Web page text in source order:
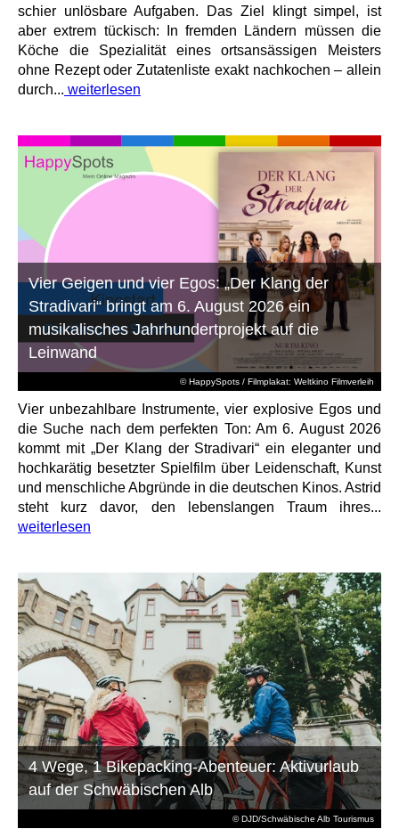
schier unlösbare Aufgaben. Das Ziel klingt simpel, ist
aber extrem tückisch: In fremden Ländern müssen die
Köche die Spezialität eines ortsansässigen Meisters
ohne Rezept oder Zutatenliste exakt nachkochen – allein
durch... weiterlesen
© HappySpots / Filmplakat: Weltkino Filmverleih
Vier Geigen und vier Egos: „Der Klang der
Stradivari“ bringt am 6. August 2026 ein
musikalisches Jahrhundertprojekt auf die
Leinwand
Vier unbezahlbare Instrumente, vier explosive Egos und
die Suche nach dem perfekten Ton: Am 6. August 2026
kommt mit „Der Klang der Stradivari“ ein eleganter und
hochkarätig besetzter Spielfilm über Leidenschaft, Kunst
und menschliche Abgründe in die deutschen Kinos. Astrid
steht kurz davor, den lebenslangen Traum ihres...
weiterlesen
© DJD/Schwäbische Alb Tourismus
4 Wege, 1 Bikepacking-Abenteuer: Aktivurlaub
auf der Schwäbischen Alb